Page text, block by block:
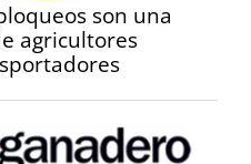
son una
agricultores